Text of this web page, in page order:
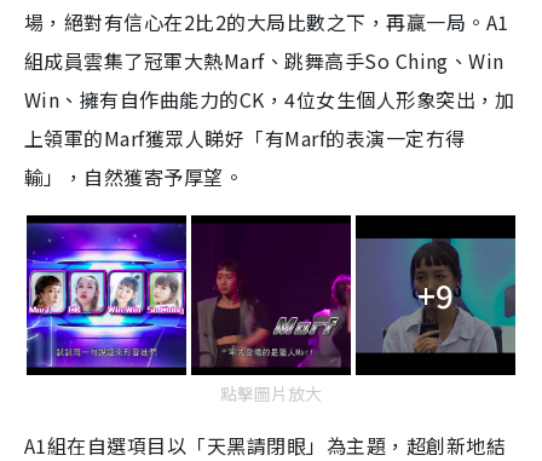
場，絕對有信心在2比2的大局比數之下，再贏一局。A1
組成員雲集了冠軍大熱Marf、跳舞高手So Ching、Win
Win、擁有自作曲能力的CK，4位女生個人形象突出，加
上領軍的Marf獲眾人睇好「有Marf的表演一定冇得
輸」，自然獲寄予厚望。
+9
點擊圖片放大
A1組在自選項目以「天黑請閉眼」為主題，超創新地結